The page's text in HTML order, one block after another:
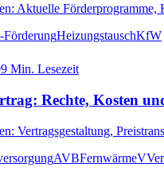
Aktuelle
HeizungstauschKfW
9 Min. Lesezeit
Rechte, Kosten
Vertragsgestaltung,
AVBFernwärmeV